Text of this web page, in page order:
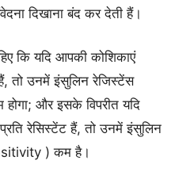
दिखाना बंद कर देती हैं।
कि यदि आपकी कोशिकाएं
तो उनमें इंसुलिन रेजिस्टेंस
और इसके विपरीत यदि
रेसिस्टेंट हैं, तो उनमें इंसुलिन
) कम है।